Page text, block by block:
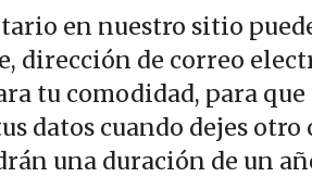
en nuestro sitio
dirección de correo
tu comodidad, para
datos cuando dejes otro
una duración de un